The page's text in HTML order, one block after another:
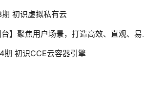
期 初识虚拟私有云
台】聚焦用户场景，打造高效、直观、
4期 初识CCE云容器引擎